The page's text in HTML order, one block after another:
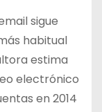
sigue
habitual
estima
electrónico
en 2014